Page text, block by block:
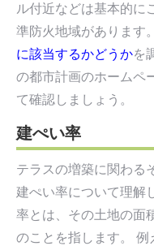
ル付近などは基本的に
準防火地域があります。
に該当するかどうかを
の都市計画のホームペ
て確認しましょう。
建ぺい率
テラスの増築に関わる
建ぺい率について理解
率とは、その土地の面
のことを指します。 例